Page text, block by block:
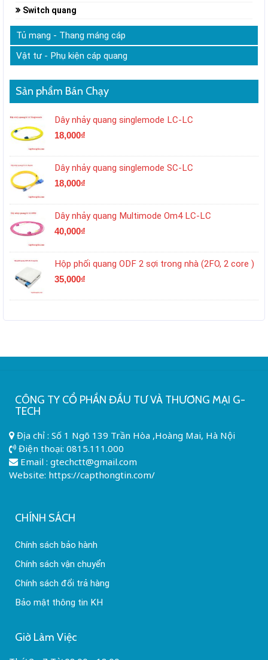
Switch quang
Tủ mạng - Thang máng cáp
Vật tư - Phụ kiện cáp quang
Sản phẩm Bán Chạy
Dây nhảy quang singlemode LC-LC
18,000₫
Dây nhảy quang singlemode SC-LC
18,000₫
Dây nhảy quang Multimode Om4 LC-LC
40,000₫
Hộp phối quang ODF 2 sợi trong nhà (2FO, 2 core )
35,000₫
CÔNG TY CỔ PHẦN ĐẦU TƯ VÀ THƯƠNG MẠI G-
TECH
Địa chỉ : Số 1 Ngõ 139 Trần Hòa ,Hoàng Mai, Hà Nội
Điện thoại: 0815.111.000
Email : gtechctt@gmail.com
Website: https://capthongtin.com/
CHÍNH SÁCH
Chính sách bảo hành
Chính sách vận chuyển
Chính sách đổi trả hàng
Bảo mật thông tin KH
Giờ Làm Việc